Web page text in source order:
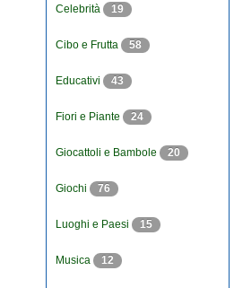
Celebrità 19
Cibo e Frutta 58
Educativi 43
Fiori e Piante 24
Giocattoli e Bambole 20
Giochi 76
Luoghi e Paesi 15
Musica 12